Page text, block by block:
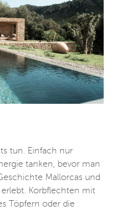
tun. Einfach nur
tanken, bevor man
Mallorcas und
Korbflechten mit
Töpfern oder die